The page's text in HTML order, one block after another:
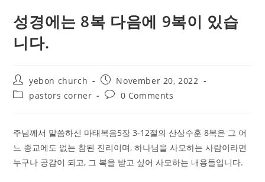
성경에는 8복 다음에 9복이 있습
니다.
Post
author:
yebon church
Post
published:
November 20, 2022
Postpastors corner
Post0 Comments
주님께서 말씀하신 마태복음5장 3-12절의 산상수훈 8복은 그 어
느 종교에도 없는 참된 진리이며, 하나님을 사모하는 사람이라면
누구나 공감이 되고, 그 복을 받고 싶어 사모하는 내용들입니다.